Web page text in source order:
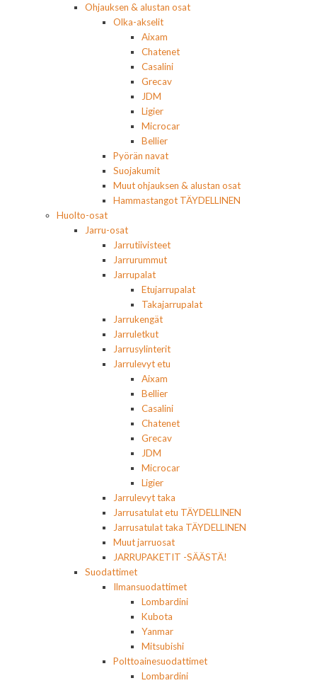
Ohjauksen & alustan osat
Olka-akselit
Aixam
Chatenet
Casalini
Grecav
JDM
Ligier
Microcar
Bellier
Pyörän navat
Suojakumit
Muut ohjauksen & alustan osat
Hammastangot TÄYDELLINEN
Huolto-osat
Jarru-osat
Jarrutiivisteet
Jarrurummut
Jarrupalat
Etujarrupalat
Takajarrupalat
Jarrukengät
Jarruletkut
Jarrusylinterit
Jarrulevyt etu
Aixam
Bellier
Casalini
Chatenet
Grecav
JDM
Microcar
Ligier
Jarrulevyt taka
Jarrusatulat etu TÄYDELLINEN
Jarrusatulat taka TÄYDELLINEN
Muut jarruosat
JARRUPAKETIT -SÄÄSTÄ!
Suodattimet
Ilmansuodattimet
Lombardini
Kubota
Yanmar
Mitsubishi
Polttoainesuodattimet
Lombardini